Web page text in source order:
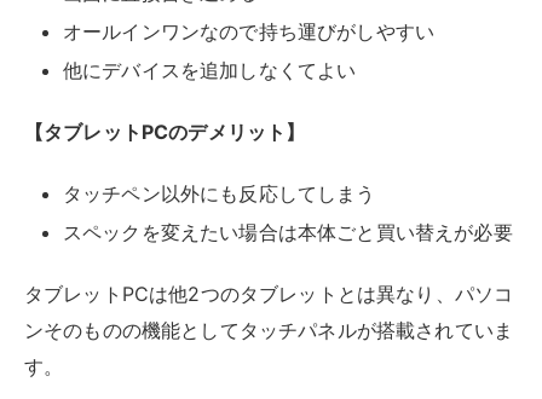
そのため、後付けでタブレットなどのデバイスを購入す
で、持ち運びがしやすいのが利点。
一方で、液タブとは違って指などが当たっても反応する
ため、誤操作が起こりやすく、細かい作業はしにくいと
いうデメリットもあります。
画面に直接書き込めるので、液晶タブレットのサブ機や
ちょっとしたイラスト程度であれば問題はありません